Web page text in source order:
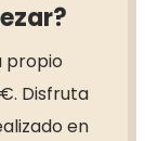
propio
Disfruta
en